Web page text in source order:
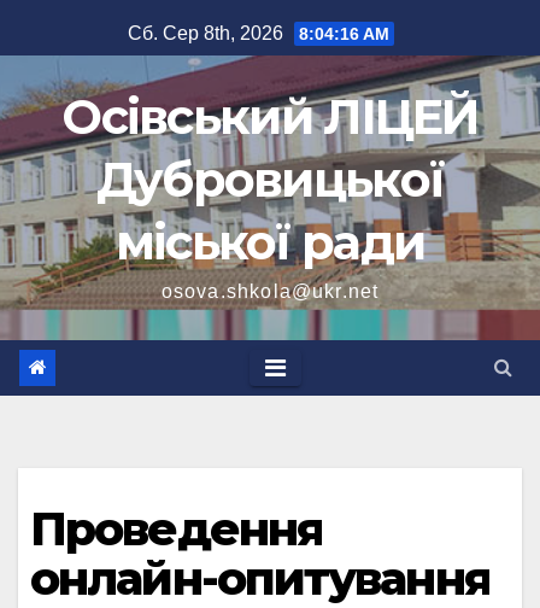
до
вмісту
Сб. Сер 8th, 2026 8:04:17 AM
Осівський ЛІЦЕЙ
Дубровицької
міської ради
osova.shkola@ukr.net
Проведення
онлайн-опитування